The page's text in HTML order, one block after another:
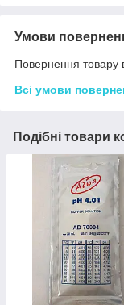
Умови
Повернення товару
Всі умови
Подібні товари